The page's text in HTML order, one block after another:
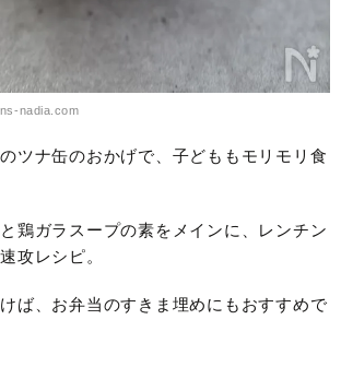
nadia.com
ツナ缶のおかげで、子どももモリモリ食
鶏ガラスープの素をメインに、レンチン
攻レシピ。
ば、お弁当のすきま埋めにもおすすめで